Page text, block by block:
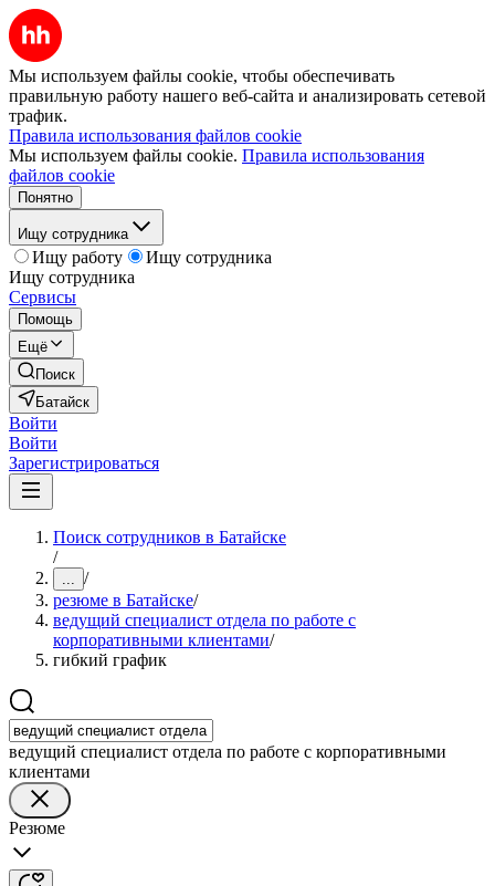
Мы используем файлы cookie, чтобы обеспечивать
правильную работу нашего веб-сайта и анализировать сетевой
трафик.
Правила использования файлов cookie
Мы используем файлы cookie. Правила использования
файлов cookie
Понятно
Ищу сотрудника
Ищу работу
Ищу сотрудника
Ищу сотрудника
Сервисы
Помощь
Ещё
Поиск
Батайск
Войти
Войти
Зарегистрироваться
Поиск сотрудников в Батайске
/
... /
резюме в Батайске/
ведущий специалист отдела по работе с
корпоративными клиентами/
гибкий график
ведущий специалист отдела по работе с корпоративными
клиентами
Резюме